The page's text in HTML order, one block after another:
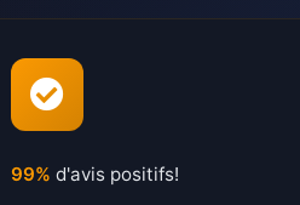
99% d'avis positifs!